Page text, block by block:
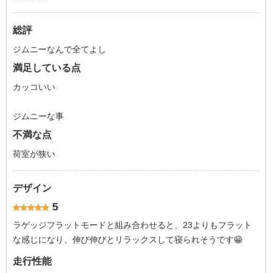
総評
ジムニーなんで全てよし
満足している点
カッコいい
ジムニーな事
不満な点
荷室が狭い
デザイン
5
ラゲッジフラットモードと組み合わせると、23よりもフラット
な感じになり、伸び伸びとリラックスして寝られそうです😁
走行性能